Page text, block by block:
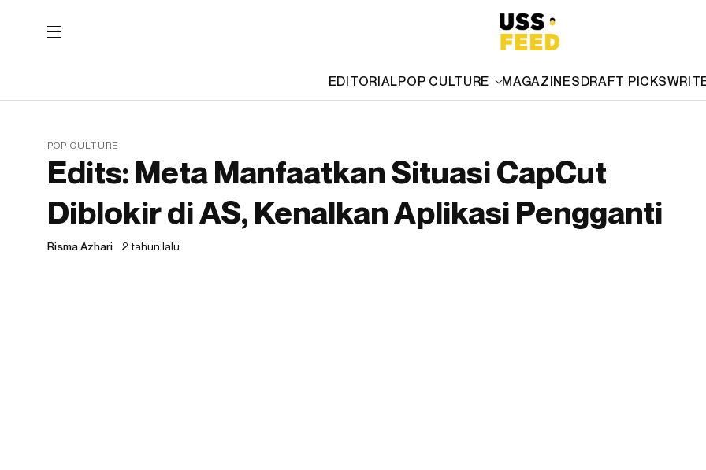
EDITORIALPOP CULTURE MAGAZINESDRAFT PICKS
POP CULTURE
Edits: Meta Manfaatkan Situasi CapCut
Diblokir di AS, Kenalkan Aplikasi Pengganti
Risma Azhari 2 tahun lalu